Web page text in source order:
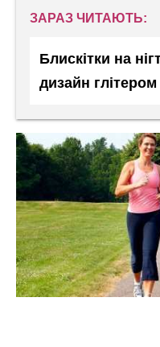
ЗАРАЗ ЧИТАЮТЬ:
Блискітки на
дизайн